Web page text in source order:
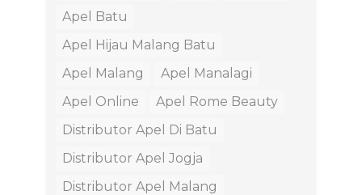
Apel Batu
Apel Hijau Malang Batu
Apel Malang
Apel Manalagi
Apel Online
Apel Rome Beauty
Distributor Apel Di Batu
Distributor Apel Jogja
Distributor Apel Malang